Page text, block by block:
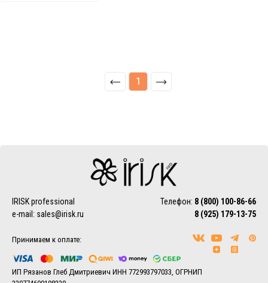
1
IRISK professional Телефон: 8 (800) 100-86-66
8 (925) 179-13-75
e-mail: sales@irisk.ru
Принимаем к оплате:
ИП Рязанов Глеб Дмитриевич ИНН 772993797033, ОГРНИП